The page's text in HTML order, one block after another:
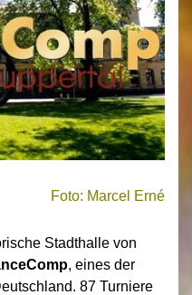
Foto: Marcel Erné
Stadthalle von
, eines der
87 Turniere